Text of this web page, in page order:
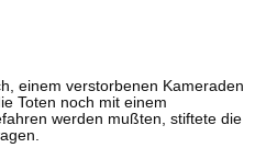
einem verstorbenen Kameraden
Toten noch mit einem
werden mußten, stiftete die